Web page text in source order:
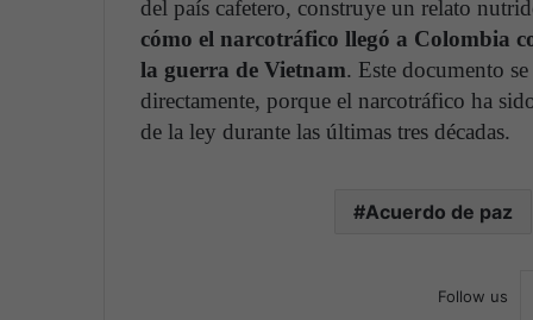
del país cafetero, construye un relato
cómo el narcotráfico llegó a Colombia
la guerra de Vietnam. Este documento
directamente, porque el narcotráfico ha
de la ley durante las últimas tres décadas.
Acuerdo de paz
Follow us